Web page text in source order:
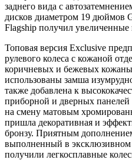
заднего вида с
дисков диаметром 19 дюймов
Flagship получил увеличенные
Топовая версия Exclusive
рулевого колеса с кожаной
коричневых и бежевых
использованы замша
также добавлена к
приборной и дверных
на смену матовым
пришла декоративная и
бронзу. Приятным
выполненный в
получили легкосплавные